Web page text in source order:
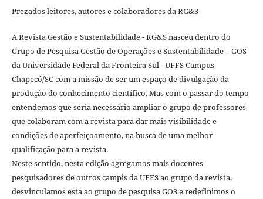
Prezados leitores, autores e colaboradores da RG&S
A Revista Gestão e Sustentabilidade - RG&S nasceu dentro do
Grupo de Pesquisa Gestão de Operações e Sustentabilidade – GOS
da Universidade Federal da Fronteira Sul - UFFS Campus
Chapecó/SC com a missão de ser um espaço de divulgação da
produção do conhecimento científico. Mas com o passar do tempo
entendemos que seria necessário ampliar o grupo de professores
que colaboram com a revista para dar mais visibilidade e
condições de aperfeiçoamento, na busca de uma melhor
qualificação para a revista.
Neste sentido, nesta edição agregamos mais docentes
pesquisadores de outros campis da UFFS ao grupo da revista,
desvinculamos esta ao grupo de pesquisa GOS e redefinimos o